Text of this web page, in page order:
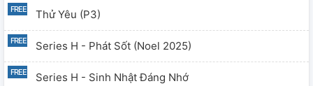
Thử Yêu (P3)
Series H - Phát Sốt (Noel 2025)
Series H - Sinh Nhật Đáng Nhớ